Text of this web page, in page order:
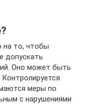
на то, чтобы
допускать
Оно может быть
меры по
с нарушениями